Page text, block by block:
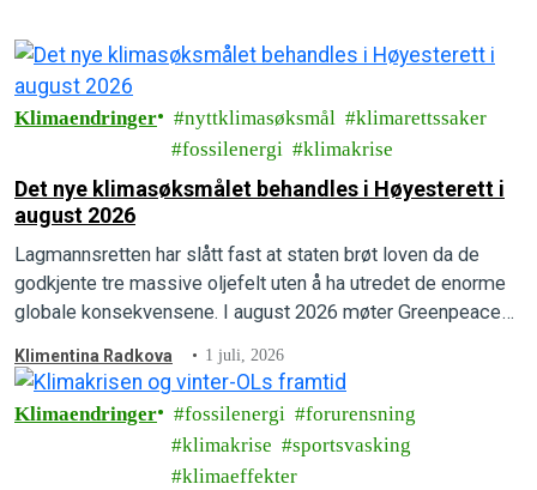
Klimaendringer nyttklimasøksmål
klimarettssaker
fossilenergi
klimakrise
Det nye klimasøksmålet behandles i Høyesterett i
august 2026
Lagmannsretten har slått fast at staten brøt loven da de
godkjente tre massive oljefelt uten å ha utredet de enorme
globale konsekvensene. I august 2026 møter Greenpeace
Klimentina Radkova 1 juli, 2026
Klimaendringer fossilenergi
forurensning
klimakrise
sportsvasking
klimaeffekter